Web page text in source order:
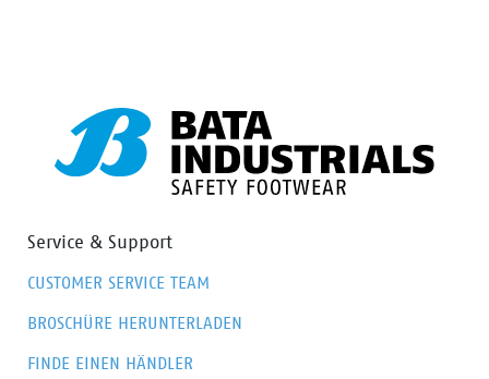
Service & Support
CUSTOMER SERVICE TEAM
BROSCHÜRE HERUNTERLADEN
FINDE EINEN HÄNDLER